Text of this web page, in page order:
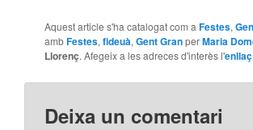
Aquest article s'ha catalogat com a Festes,
ambFestes, fideuà, Gent GranperMaria
Llorenç. Afegeix a les adreces d'interès l'enllaç
Deixa un comentari